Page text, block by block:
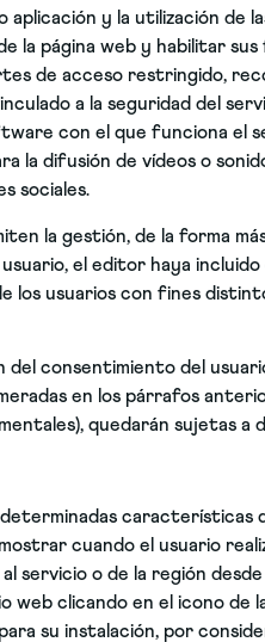
y la utilización de
la página web y habilitar
de acceso restringido,
a la seguridad del
con el que funciona el
la difusión de vídeos o
sociales.
la gestión, de la forma
el editor haya incluido
usuarios con fines
consentimiento del
en los párrafos
quedarán sujetas a
características
cuando el usuario
o de la región desde
web clicando en el icono de
su instalación, por